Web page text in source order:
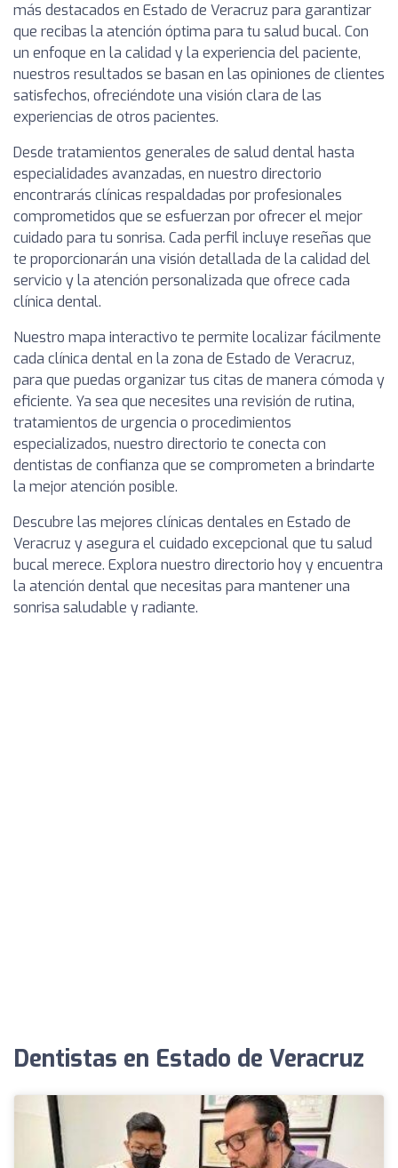
más destacados en Estado de Veracruz para garantizar
que recibas la atención óptima para tu salud bucal. Con
un enfoque en la calidad y la experiencia del paciente,
nuestros resultados se basan en las opiniones de clientes
satisfechos, ofreciéndote una visión clara de las
experiencias de otros pacientes.
Desde tratamientos generales de salud dental hasta
especialidades avanzadas, en nuestro directorio
encontrarás clínicas respaldadas por profesionales
comprometidos que se esfuerzan por ofrecer el mejor
cuidado para tu sonrisa. Cada perfil incluye reseñas que
te proporcionarán una visión detallada de la calidad del
servicio y la atención personalizada que ofrece cada
clínica dental.
Nuestro mapa interactivo te permite localizar fácilmente
cada clínica dental en la zona de Estado de Veracruz,
para que puedas organizar tus citas de manera cómoda y
eficiente. Ya sea que necesites una revisión de rutina,
tratamientos de urgencia o procedimientos
especializados, nuestro directorio te conecta con
dentistas de confianza que se comprometen a brindarte
la mejor atención posible.
Descubre las mejores clínicas dentales en Estado de
Veracruz y asegura el cuidado excepcional que tu salud
bucal merece. Explora nuestro directorio hoy y encuentra
la atención dental que necesitas para mantener una
sonrisa saludable y radiante.
Dentistas en Estado de Veracruz